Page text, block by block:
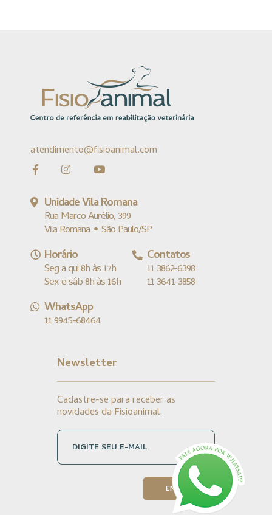
atendimento@fisioanimal.com
Unidade Vila Romana
Rua Marco Aurélio, 399
Vila Romana • São Paulo/SP
Horário
Seg a qui 8h às 17h
Sex e sáb 8h às 16h
Contatos
11 3862-6398
11 3641-3858
WhatsApp
11 9945-68464
Newsletter
Cadastre-se para receber as
novidades da Fisioanimal.
DIGITE SEU E-MAIL
ENVIAR